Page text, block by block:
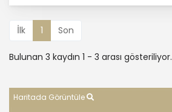
İlk 1 Son
Bulunan 3 kaydın 1 - 3 arası gösteriliyor.
Haritada Görüntüle